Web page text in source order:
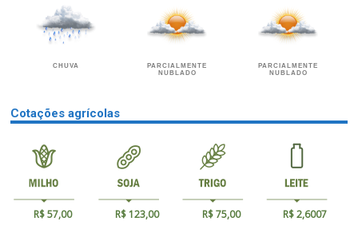
CHUVA
PARCIALMENTE
NUBLADO
PARCIALMENTE
NUBLADO
Cotações agrícolas
R$ 57,00 R$ 123,00 R$ 75,00 R$ 2,6007